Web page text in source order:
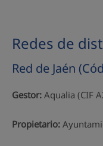
Redes de
Red de Jaén
Gestor: Aqualia (CIF
Propietario: